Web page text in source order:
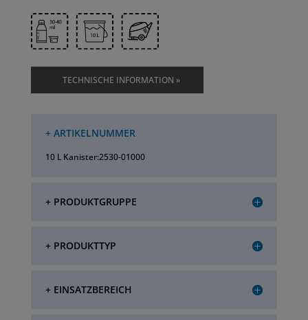
TECHNISCHE INFORMATION »
+ ARTIKELNUMMER
10 L Kanister:2530-01000
+ PRODUKTGRUPPE
+ PRODUKTTYP
+ EINSATZBEREICH